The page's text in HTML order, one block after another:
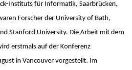
PRAXIS UND
IT UND TECHNISCHE
der MPG
English
Instituts für Informatik, Saarbrücken,
Forscher der University of Bath,
Stanford University. Die Arbeit mit dem
erstmals auf der Konferenz
in Vancouver vorgestellt. Im